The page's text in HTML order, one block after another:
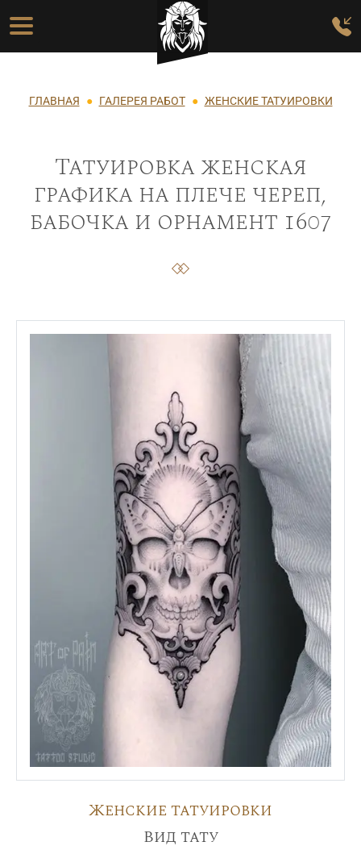
Перейти к основному содержанию
Основная навигация
Строка навигации
ГЛАВНАЯ ГАЛЕРЕЯ РАБОТ ЖЕНСКИЕ ТАТУИРОВКИ
Татуировка женская
графика на плече череп,
бабочка и орнамент 1607
Женские татуировки
Вид тату